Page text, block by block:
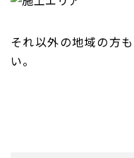
それ以外の地域の方
い。